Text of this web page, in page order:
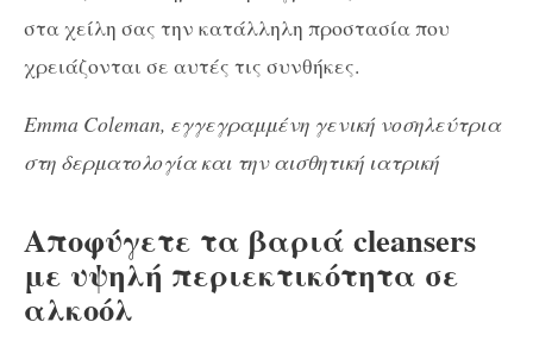
στα χείλη σας την κατάλληλη προστασία που
χρειάζονται σε αυτές τις συνθήκες.
Emma Coleman, εγγεγραμμένη γενική νοσηλεύτρια
στη δερματολογία και την αισθητική ιατρική
Αποφύγετε τα βαριά cleansers
με υψηλή περιεκτικότητα σε
αλκοόλ